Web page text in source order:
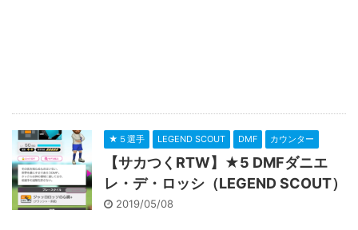
★５選手 LEGEND SCOUT DMF カウンター
【サカつくRTW】★5 DMFダニエ
レ・デ・ロッシ（LEGEND SCOUT）
2019/05/08